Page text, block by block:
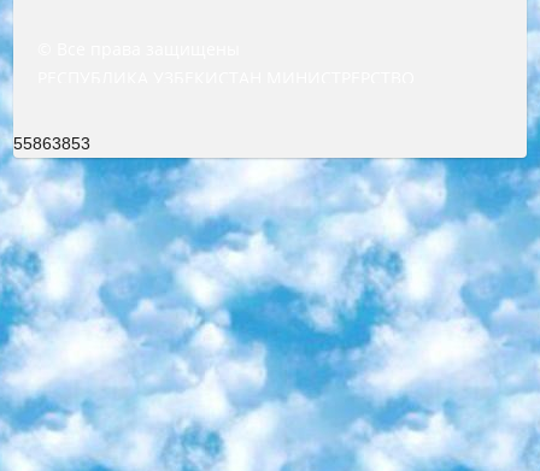
55863853